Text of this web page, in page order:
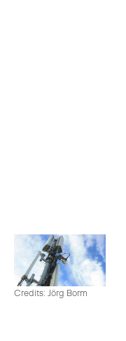
Credits: Jörg Borm